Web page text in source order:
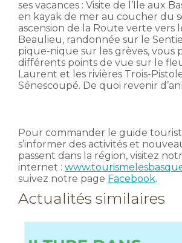
ses vacances : Visite de l’Ile aux
en kayak de mer au coucher du
ascension de la Route verte vers
Beaulieu, randonnée sur le
pique-nique sur les grèves, vous
différents points de vue sur le
Laurent et les rivières Trois-
Sénescoupé. De quoi revenir
Pour commander le guide
s’informer des activités et
passent dans la région, visitez
internet :
suivez notre page Facebook.
Actualités similaires